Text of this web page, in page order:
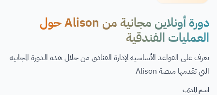
دورة أونلاين مجانية من Alison حول
العمليات الفندقية
تعرف على القواعد الأساسية لإدارة الفنادق من خلال هذه الدورة المجانية
التي تقدمها منصة Alison
اسم المدرّب